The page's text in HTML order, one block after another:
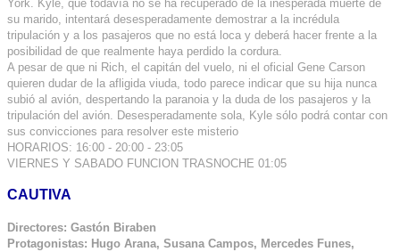
York. Kyle, que todavía no se ha recuperado de la inesperada muerte de
su marido, intentará desesperadamente demostrar a la incrédula
tripulación y a los pasajeros que no está loca y deberá hacer frente a la
posibilidad de que realmente haya perdido la cordura.
A pesar de que ni Rich, el capitán del vuelo, ni el oficial Gene Carson
quieren dudar de la afligida viuda, todo parece indicar que su hija nunca
subió al avión, despertando la paranoia y la duda de los pasajeros y la
tripulación del avión. Desesperadamente sola, Kyle sólo podrá contar con
sus convicciones para resolver este misterio
HORARIOS: 16:00 - 20:00 - 23:05
VIERNES Y SABADO FUNCION TRASNOCHE 01:05
CAUTIVA
Directores: Gastón Biraben
Protagonistas: Hugo Arana, Susana Campos, Mercedes Funes,